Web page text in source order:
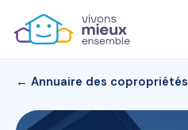
← Annuaire des copropriétés